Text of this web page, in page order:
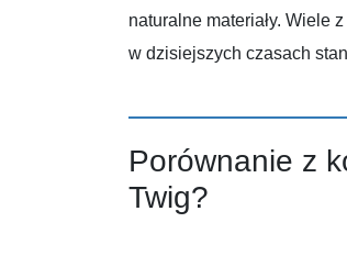
naturalne materiały. Wiele
w dzisiejszych czasach
Porównanie z
Twig?